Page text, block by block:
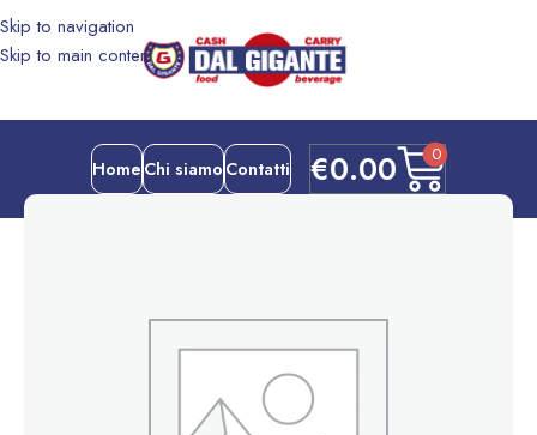
Skip to navigation
Skip to main content
€0.00 0
Home Chi siamo Contatti